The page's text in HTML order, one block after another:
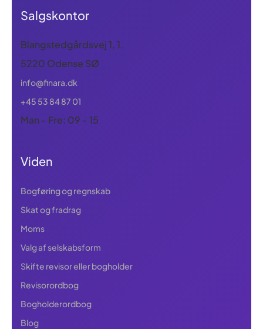
Salgskontor
Blangstedgårdsvej 1, 1.
5220 Odense SØ
info@finara.dk
+45 53 84 87 01
Man - Fre: 09 - 15
Viden
Bogføring og regnskab
Skat og fradrag
Moms
Valg af selskabsform
Skifte revisor eller bogholder
Revisorordbog
Bogholderordbog
Blog